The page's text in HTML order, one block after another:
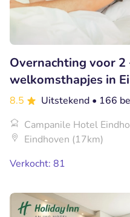
Overnachting voor
welkomsthapjes in
8.5 Uitstekend • 166
Campanile Hotel
Eindhoven (17km)
Verkocht: 81